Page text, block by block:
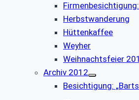
Firmenbesichtigung:
Herbstwanderung
Hüttenkaffee
Weyher
Weihnachtsfeier
Archiv 2012
Besichtigung: